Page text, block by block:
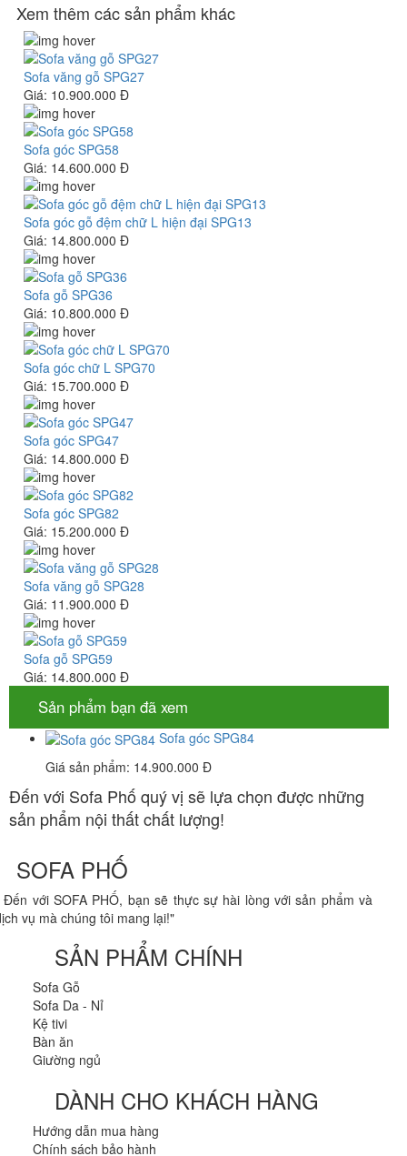
Xem thêm các sản phẩm khác
Sofa văng gỗ SPG27
Giá: 10.900.000 Đ
Sofa góc SPG58
Giá: 14.600.000 Đ
Sofa góc gỗ đệm chữ L hiện đại SPG13
Giá: 14.800.000 Đ
Sofa gỗ SPG36
Giá: 10.800.000 Đ
Sofa góc chữ L SPG70
Giá: 15.700.000 Đ
Sofa góc SPG47
Giá: 14.800.000 Đ
Sofa góc SPG82
Giá: 15.200.000 Đ
Sofa văng gỗ SPG28
Giá: 11.900.000 Đ
Sofa gỗ SPG59
Giá: 14.800.000 Đ
Sản phẩm bạn đã xem
Sofa góc SPG84
Giá sản phẩm: 14.900.000 Đ
Đến với Sofa Phố quý vị sẽ lựa chọn được những
sản phẩm nội thất chất lượng!
SOFA PHỐ
Đến với SOFA PHỐ, bạn sẽ thực sự hài lòng với sản phẩm và
vụ mà chúng tôi mang lại!"
SẢN PHẨM CHÍNH
Sofa Gỗ
Sofa Da - Nỉ
Kệ tivi
Bàn ăn
Giường ngủ
DÀNH CHO KHÁCH HÀNG
Hướng dẫn mua hàng
Chính sách bảo hành